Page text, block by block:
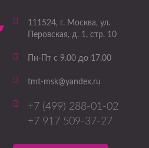
111524, г. Москва, ул.
Перовская, д. 1, стр. 10
Пн-Пт с 9.00 до 17.00
tmt-msk@yandex.ru
+7 (499) 288-01-02
+7 917 509-37-27